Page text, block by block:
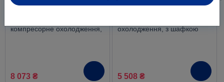
компресорне охолодження,
8 073 ₴
охолодження, з шафкою
5 508 ₴